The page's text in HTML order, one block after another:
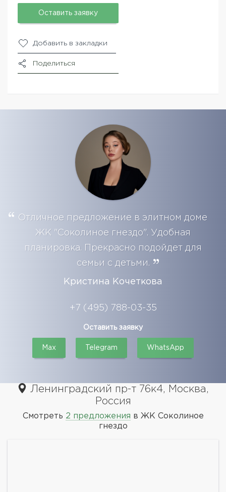
Оставить заявку
Добавить в закладки
Поделиться
Отличное предложение в элитном доме
ЖК "Соколиное гнездо". Удобная
планировка. Прекрасно подойдет для
семьи с детьми.
Кристина Кочеткова
+7 (495) 788-03-35
Оставить заявку
Max Telegram WhatsApp
Ленинградский пр-т 76к4, Москва,
Россия
Смотреть 2 предложения в ЖК Соколиное
гнездо